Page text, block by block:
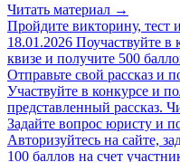
Читать материал →
Пройдите викторину, тест
18.01.2026 Поучаствуйте в
квизе и получите 500
Отправьте свой рассказ и
Участвуйте в конкурсе и
представленный рассказ.
Задайте вопрос юристу и
Авторизуйтесь на сайте,
100 баллов на счет